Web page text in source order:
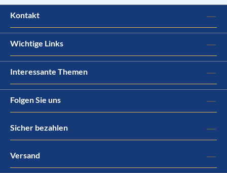
Kontakt
Wichtige Links
Interessante Themen
Folgen Sie uns
Sicher bezahlen
Versand